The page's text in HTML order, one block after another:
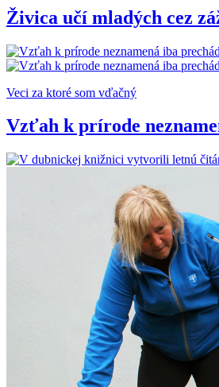
Živica učí mladých cez
Veci za ktoré som vďačný
Vzťah k prírode